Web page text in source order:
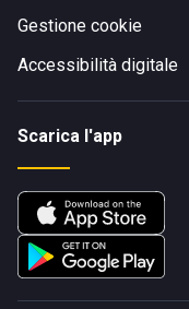
Gestione cookie
Accessibilità digitale
Scarica l'app